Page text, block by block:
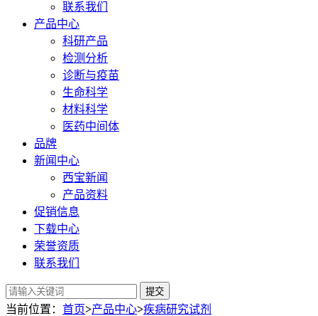
联系我们
产品中心
科研产品
检测分析
诊断与疫苗
生命科学
材料科学
医药中间体
品牌
新闻中心
西宝新闻
产品资料
促销信息
下载中心
荣誉资质
联系我们
提交
当前位置： 首页>产品中心>疾病研究试剂